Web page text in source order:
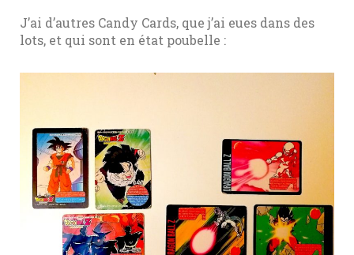
J’ai d’autres Candy Cards, que j’ai eues dans des
lots, et qui sont en état poubelle :